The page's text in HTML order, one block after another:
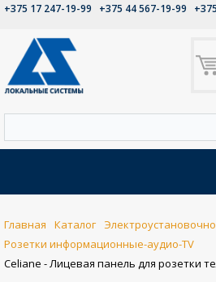
+375 17 247-19-99 +375 44 567-19-99
Главная Каталог
Розетки информационные-аудио-TV
Celiane - Лицевая панель для розетки